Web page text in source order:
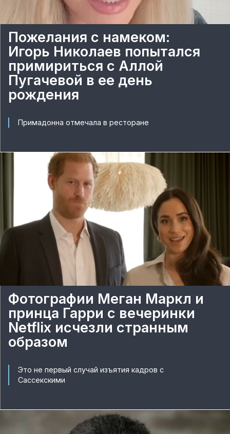
Пожелания с намеком:
Игорь Николаев попытался
примириться с Аллой
Пугачевой в ее день
рождения
Примадонна отмечала в ресторане
Фотографии Меган Маркл и
принца Гарри с вечеринки
Netflix исчезли странным
образом
Это не первый случай изъятия кадров с
Сассекскими